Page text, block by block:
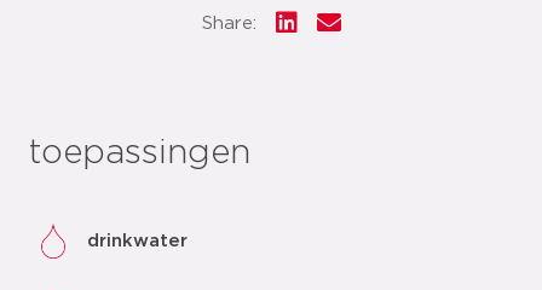
Share:
toepassingen
drinkwater